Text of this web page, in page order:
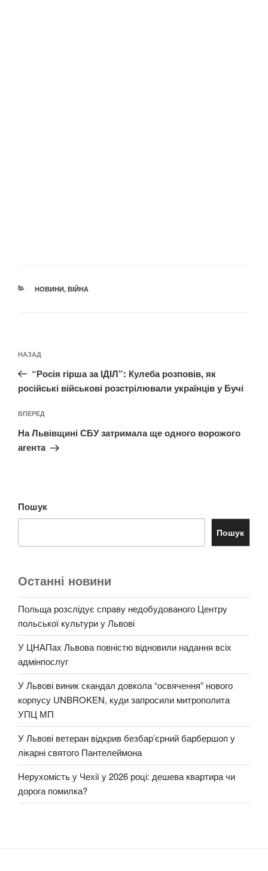
КАТЕГОРІЇ
НОВИНИ, ВІЙНА
записів
Попередній
запис:
НАЗАД
“Росія гірша за ІДІЛ”: Кулеба розповів, як
російські військові розстрілювали українців у Бучі
Наступний
запис
ВПЕРЕД
На Львівщині СБУ затримала ще одного ворожого
агента
Пошук
Пошук
Останні новини
Польща розслідує справу недобудованого Центру
польської культури у Львові
У ЦНАПах Львова повністю відновили надання всіх
адмінпослуг
У Львові виник скандал довкола “освячення” нового
корпусу UNBROKEN, куди запросили митрополита
УПЦ МП
У Львові ветеран відкрив безбар’єрний барбершоп у
лікарні святого Пантелеймона
Нерухомість у Чехії у 2026 році: дешева квартира чи
дорога помилка?